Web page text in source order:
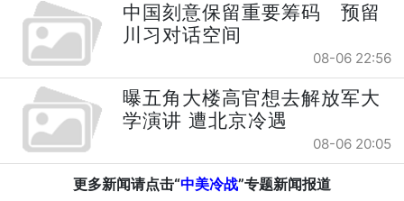
中国刻意保留重要筹码 预留
川习对话空间
08-06 22:56
曝五角大楼高官想去解放军大
学演讲 遭北京冷遇
08-06 20:05
更多新闻请点击“中美冷战”专题新闻报道